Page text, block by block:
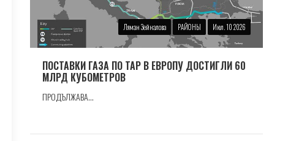
Ляман Зейналова РАЙОНЫ Июл. 10 2026
ПОСТАВКИ ГАЗА ПО TAP В ЕВРОПУ ДОСТИГЛИ 60
МЛРД КУБОМЕТРОВ
ПРОДЪЛЖАВА...